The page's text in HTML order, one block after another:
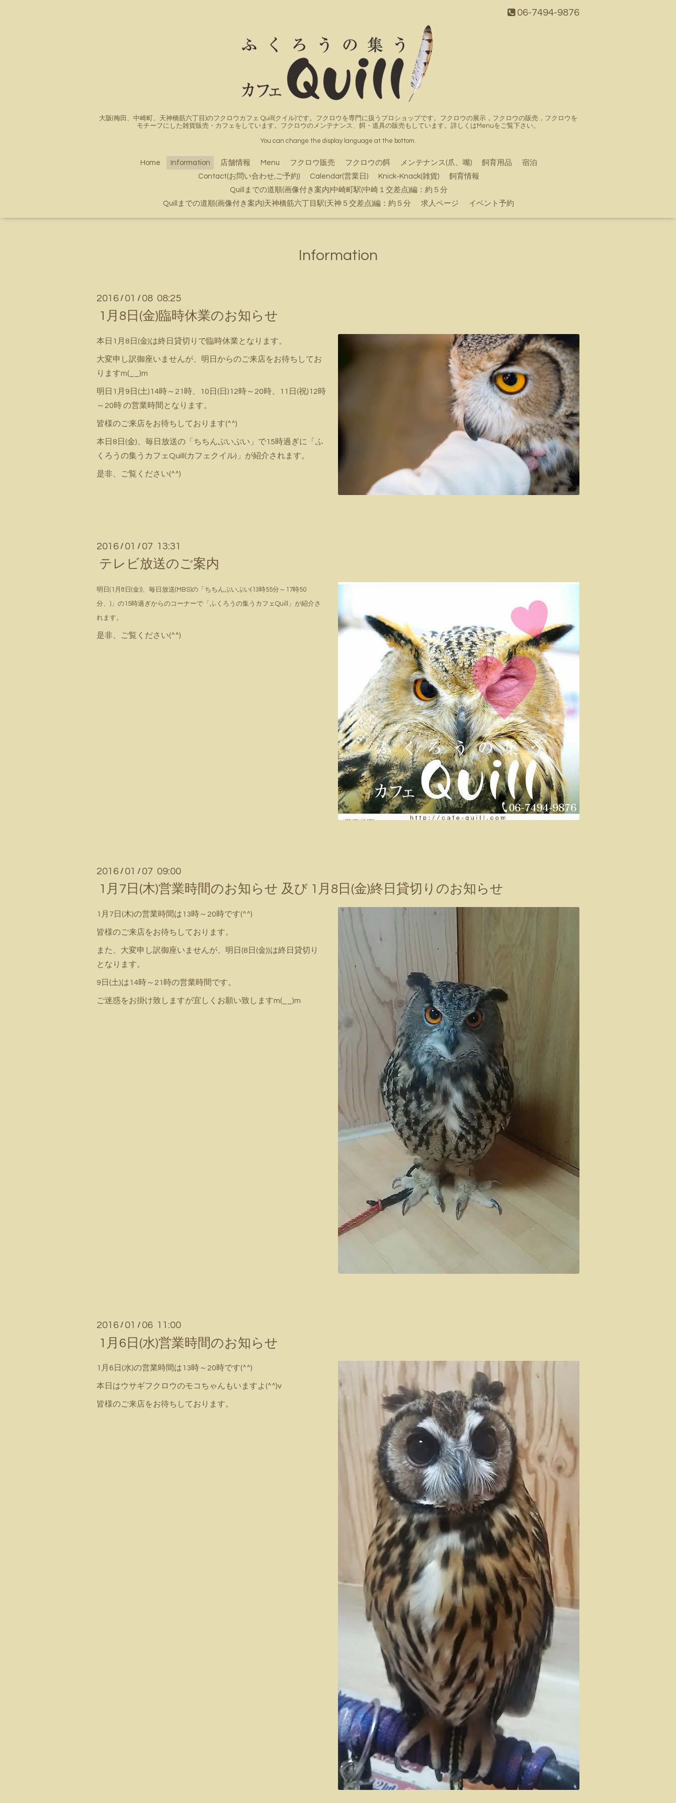
06-7494-9876
大阪(梅田、中崎町、天神橋筋六丁目)のフクロウカフェ Quill(クイル)です。フクロウを専門に扱うプロショップです。フクロウの展示，フクロウの販売，フクロウを
モチーフにした雑貨販売・カフェをしています。フクロウのメンテナンス、餌・道具の販売もしています。詳しくはMenuをご覧下さい。
You can change the display language at the bottom.
Home Information 店舗情報 Menu フクロウ販売 フクロウの餌 メンテナンス(爪、嘴) 飼育用品
宿泊
Contact(お問い合わせ,ご予約)
Calendar(営業日) Knick-Knack(雑貨)
飼育情報
Quillまでの道順(画像付き案内)中崎町駅(中崎１交差点)編：約５分
Quillまでの道順(画像付き案内)天神橋筋六丁目駅(天神５交差点)編：約５分
求人ページ イベント予約
Information
2016 / 01 / 08 08:25
1月8日(金)臨時休業のお知らせ
本日1月8日(金)は終日貸切りで臨時休業となります。
大変申し訳御座いませんが、明日からのご来店をお待ちしてお
りますm(__)m
明日1月9日(土)14時～21時、10日(日)12時～20時、11日(祝)12時
～20時 の営業時間となります。
皆様のご来店をお待ちしております(^^)
本日8日(金)、毎日放送の「ちちんぷいぷい」で15時過ぎに「ふ
くろうの集うカフェQuill(カフェクイル)」が紹介されます。
是非、ご覧ください(^^)
2016 / 01 / 07 13:31
テレビ放送のご案内
明日(1月8日(金))、毎日放送(MBS)の「ちちんぷいぷい(13時55分～17時50
分、)」の15時過ぎからのコーナーで「ふくろうの集うカフェQuill」が紹介さ
れます。
是非、ご覧ください(^^)
2016 / 01 / 07 09:00
1月7日(木)営業時間のお知らせ 及び 1月8日(金)終日貸切りのお知らせ
1月7日(木)の営業時間は13時～20時です(^^)
皆様のご来店をお待ちしております。
また、大変申し訳御座いませんが、明日(8日(金))は終日貸切り
となります。
9日(土)は14時～21時の営業時間です。
ご迷惑をお掛け致しますが宜しくお願い致しますm(__)m
2016 / 01 / 06 11:00
1月6日(水)営業時間のお知らせ
1月6日(水)の営業時間は13時～20時です(^^)
本日はウサギフクロウのモコちゃんもいますよ(^^)v
皆様のご来店をお待ちしております。